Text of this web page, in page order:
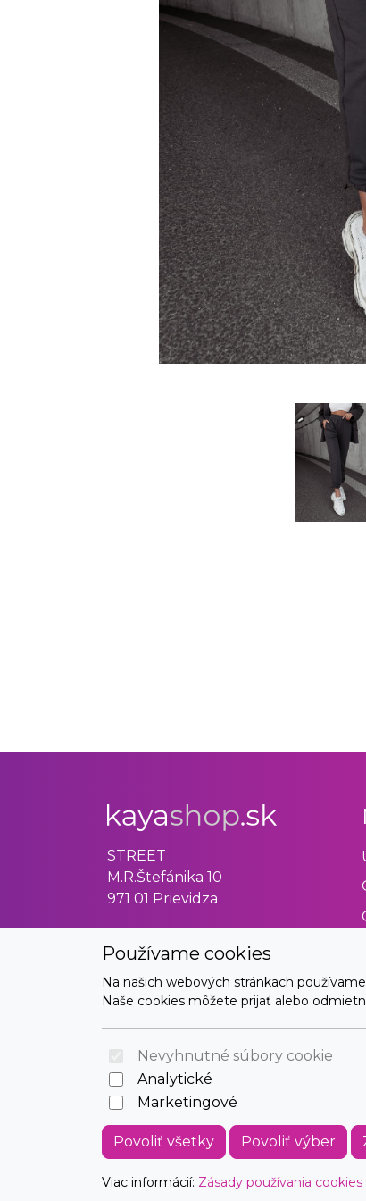
Používame cookies
Na našich webových stránkach
Naše cookies môžete prijať alebo
Nevyhnutné súbory cookie
Analytické
Marketingové
Povoliť všetky Povoliť výber
Viac informácií: Zásady používania cookies
STREET
M.R.Štefánika 10
971 01 Prievidza